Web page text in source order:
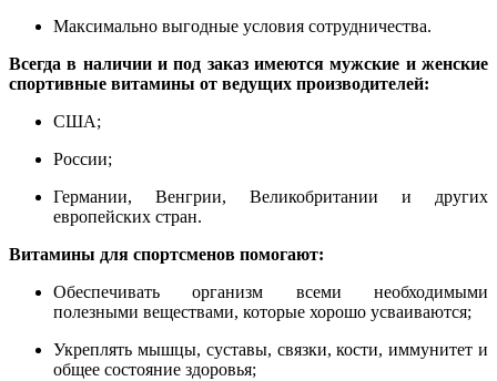
Максимально выгодные условия сотрудничества.
Всегда в наличии и под заказ имеютсямужские и женские
спортивные витамины от ведущих производителей:
США;
России;
Германии, Венгрии, Великобритании и других
европейских стран.
Витамины для спортсменов помогают:
Обеспечивать организм всеми необходимыми
полезными веществами, которые хорошо усваиваются;
Укреплять мышцы, суставы, связки, кости, иммунитет и
общее состояние здоровья;